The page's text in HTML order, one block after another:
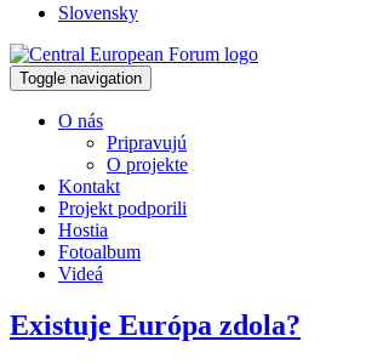
Slovensky
Toggle navigation
O nás
Pripravujú
O projekte
Kontakt
Projekt podporili
Hostia
Fotoalbum
Videá
Existuje Európa zdola?